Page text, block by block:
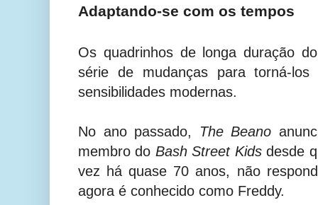
Adaptando-se com os tempos
Os quadrinhos de longa duração
série de mudanças para torná-
sensibilidades modernas.
No ano passado, The Beano
membro do Bash Street Kidsdesde
vez há quase 70 anos, não
agora é conhecido como Freddy.